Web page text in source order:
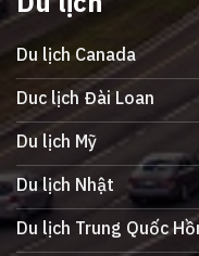
Du lịch Canada
Duc lịch Đài Loan
Du lịch Mỹ
Du lịch Nhật
Du lịch Trung Quốc